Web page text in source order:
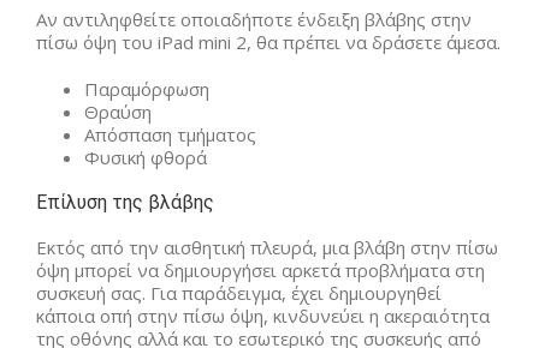
Αν αντιληφθείτε οποιαδήποτε ένδειξη βλάβης στην
πίσω όψη του iPad mini 2, θα πρέπει να δράσετε άμεσα.
Παραμόρφωση
Θραύση
Απόσπαση τμήματος
Φυσική φθορά
Επίλυση της βλάβης
Εκτός από την αισθητική πλευρά, μια βλάβη στην πίσω
όψη μπορεί να δημιουργήσει αρκετά προβλήματα στη
συσκευή σας. Για παράδειγμα, έχει δημιουργηθεί
κάποια οπή στην πίσω όψη, κινδυνεύει η ακεραιότητα
της οθόνης αλλά και το εσωτερικό της συσκευής από